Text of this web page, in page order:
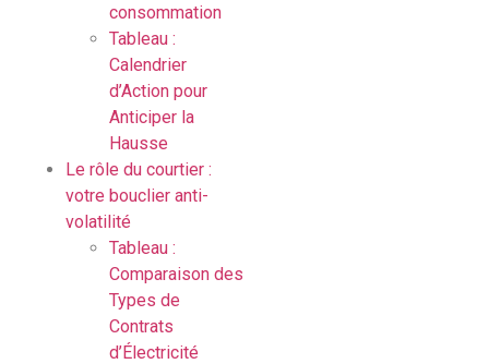
consommation
Tableau :
Calendrier
d’Action pour
Anticiper la
Hausse
Le rôle du courtier :
votre bouclier anti-
volatilité
Tableau :
Comparaison des
Types de
Contrats
d’Électricité